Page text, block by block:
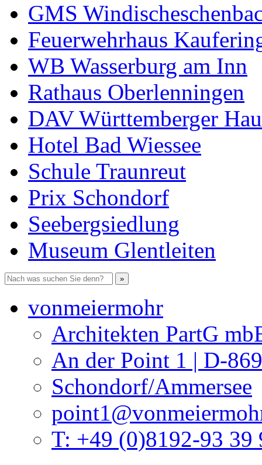
GMS
Feuerwehrhaus
WB Wasserburg am Inn
Rathaus Oberlenningen
DAV Württemberger
Hotel Bad Wiessee
Schule Traunreut
Prix Schondorf
Seebergsiedlung
Museum Glentleiten
vonmeiermohr
Architekten PartG
An der Point 1 | D-
Schondorf/Ammersee
T: +49 (0)8192-93 39